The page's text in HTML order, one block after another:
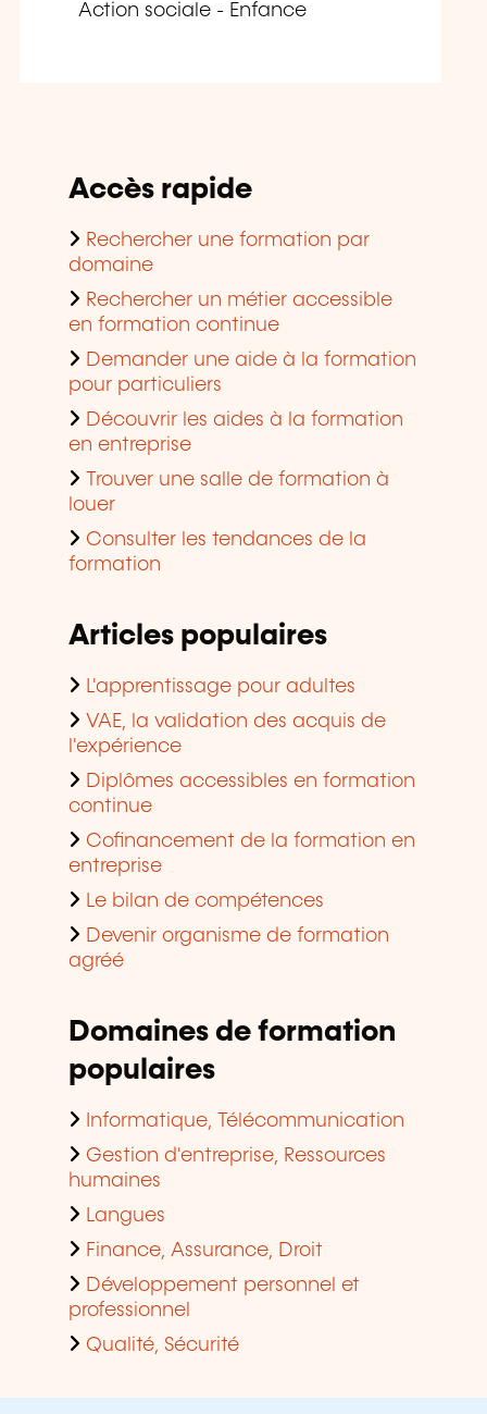
Action sociale - Enfance
Accès rapide
Rechercher une formation par
domaine
Rechercher un métier accessible
en formation continue
Demander une aide à la formation
pour particuliers
Découvrir les aides à la formation
en entreprise
Trouver une salle de formation à
louer
Consulter les tendances de la
formation
Articles populaires
L'apprentissage pour adultes
VAE, la validation des acquis de
l'expérience
Diplômes accessibles en formation
continue
Cofinancement de la formation en
entreprise
Le bilan de compétences
Devenir organisme de formation
agréé
Domaines de formation
populaires
Informatique, Télécommunication
Gestion d'entreprise, Ressources
humaines
Langues
Finance, Assurance, Droit
Développement personnel et
professionnel
Qualité, Sécurité